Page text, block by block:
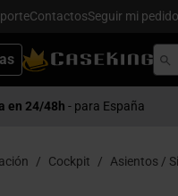
ContactosSeguir mi pedido
en 24/48h - para España
Cockpit Asientos /